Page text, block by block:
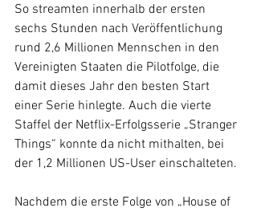
So streamten innerhalb der ersten
sechs Stunden nach Veröffentlichung
rund 2,6 Millionen Mennschen in den
Vereinigten Staaten die Pilotfolge, die
damit dieses Jahr den besten Start
einer Serie hinlegte. Auch die vierte
Staffel der Netflix-Erfolgsserie „Stranger
Things“ konnte da nicht mithalten, bei
der 1,2 Millionen US-User einschalteten.
Nachdem die erste Folge von „House of